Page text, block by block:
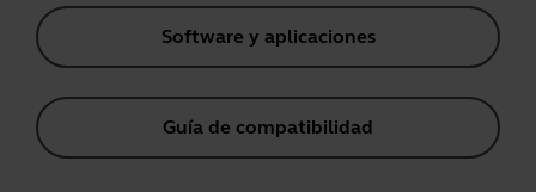
Software y aplicaciones
Guía de compatibilidad